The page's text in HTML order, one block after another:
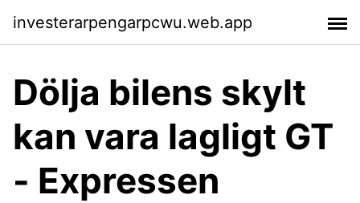
investerarpengarpcwu.web.app
Dölja bilens skylt
kan vara lagligt GT
- Expressen